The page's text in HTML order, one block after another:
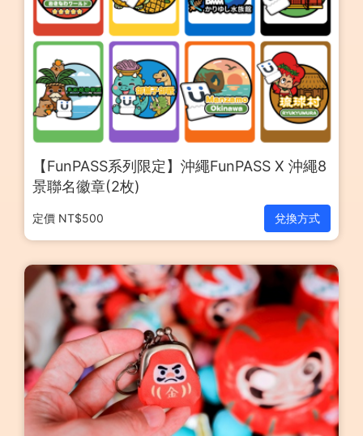
【FunPASS系列限定】沖繩FunPASS X 沖繩8
景聯名徽章(2枚)
定價 NT$500 兌換方式